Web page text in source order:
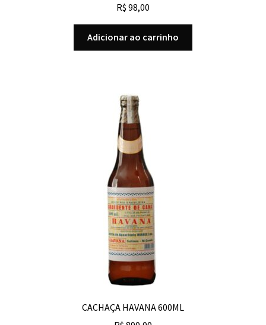
R$ 98,00
Adicionar ao carrinho
CACHAÇA HAVANA 600ML